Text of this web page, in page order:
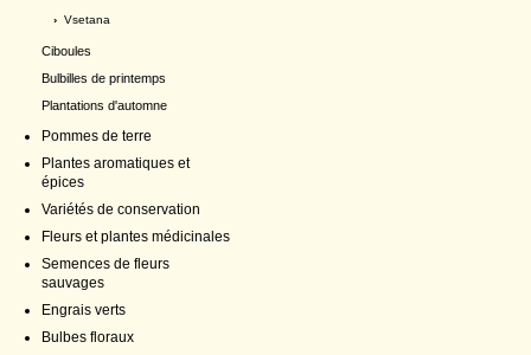
› Vsetana
Ciboules
Bulbilles de printemps
Plantations d'automne
Pommes de terre
Plantes aromatiques et
épices
Variétés de conservation
Fleurs et plantes médicinales
Semences de fleurs
sauvages
Engrais verts
Bulbes floraux